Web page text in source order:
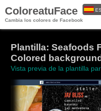
ColoreatuFace
Cambia los colores de Facebook
ES
Plantilla: Seafoods
Colored background
Vista previa de la plantilla